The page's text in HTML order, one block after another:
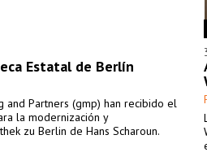
Estatal de Berlín
and Partners (gmp) han recibido el
la modernización y
zu Berlin de Hans Scharoun.